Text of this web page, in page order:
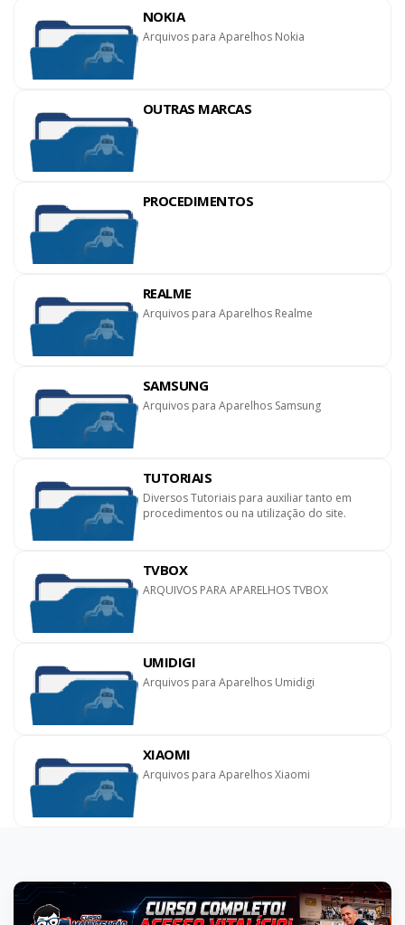
NOKIA
Arquivos para Aparelhos Nokia
OUTRAS MARCAS
PROCEDIMENTOS
REALME
Arquivos para Aparelhos Realme
SAMSUNG
Arquivos para Aparelhos Samsung
TUTORIAIS
Diversos Tutoriais para auxiliar tanto em
procedimentos ou na utilização do site.
TVBOX
ARQUIVOS PARA APARELHOS TVBOX
UMIDIGI
Arquivos para Aparelhos Umidigi
XIAOMI
Arquivos para Aparelhos Xiaomi